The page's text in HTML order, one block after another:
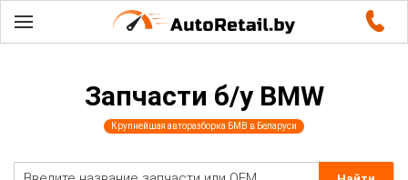
Запчасти б/у BMW
Крупнейшая авторазборка БМВ в Беларуси